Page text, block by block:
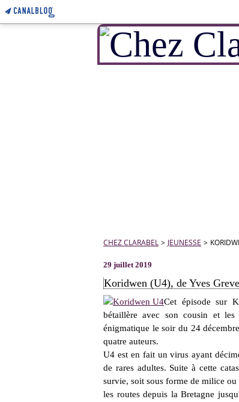
CHEZ CLARABEL > JEUNESSE >
29 juillet 2019
Koridwen (U4), de Yves
Cet épisode sur
bétaillère avec son cousin et
énigmatique le soir du 24
quatre auteurs.
U4 est en fait un virus ayant
de rares adultes. Suite à cette
survie, soit sous forme de milice
les routes depuis la Bretagne